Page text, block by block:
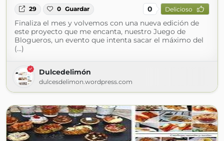
29 0 Guardar 0 Delicioso
Finaliza el mes y volvemos con una nueva edición de
este proyecto que me encanta, nuestro Juego de
Blogueros, un evento que intenta sacar el máximo del
(...)
Dulcedelimón
dulcesdelimon.wordpress.com